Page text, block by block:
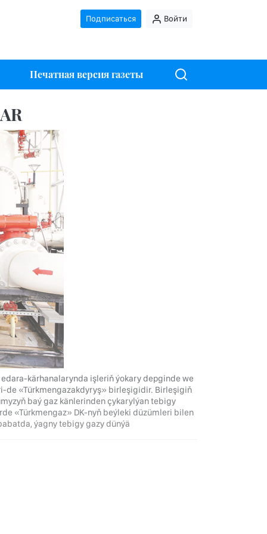
Подписаться Войти
Печатная версия газеты
kärhanalarynda işleriň ýokary depginde we
de «Türkmengazakdyryş» birleşigidir. Birleşigiň
baý gaz känlerinden çykarylýan tebigy
«Türkmengaz» DK-nyň beýleki düzümleri bilen
ýagny tebigy gazy dünýä